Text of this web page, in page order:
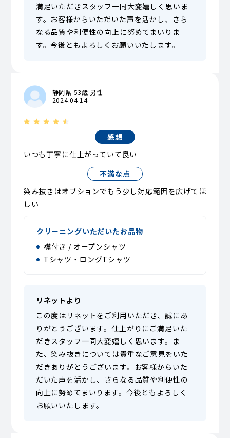
満足いただきスタッフ一同大変嬉しく思いま
す。お客様からいただいた声を活かし、さら
なる品質や利便性の向上に努めてまいりま
す。今後ともよろしくお願いいたします。
静岡県 53歳 男性
2024.04.14
感想
いつも丁寧に仕上がっていて良い
不満な点
染み抜きはオプションでもう少し対応範囲を広げてほ
しい
クリーニングいただいたお品物
襟付き / オープンシャツ
Tシャツ・ロングTシャツ
リネットより
この度はリネットをご利用いただき、誠にあ
りがとうございます。仕上がりにご満足いた
だきスタッフ一同大変嬉しく思います。ま
た、染み抜きについては貴重なご意見をいた
だきありがとうございます。お客様からいた
だいた声を活かし、さらなる品質や利便性の
向上に努めてまいります。今後ともよろしく
お願いいたします。